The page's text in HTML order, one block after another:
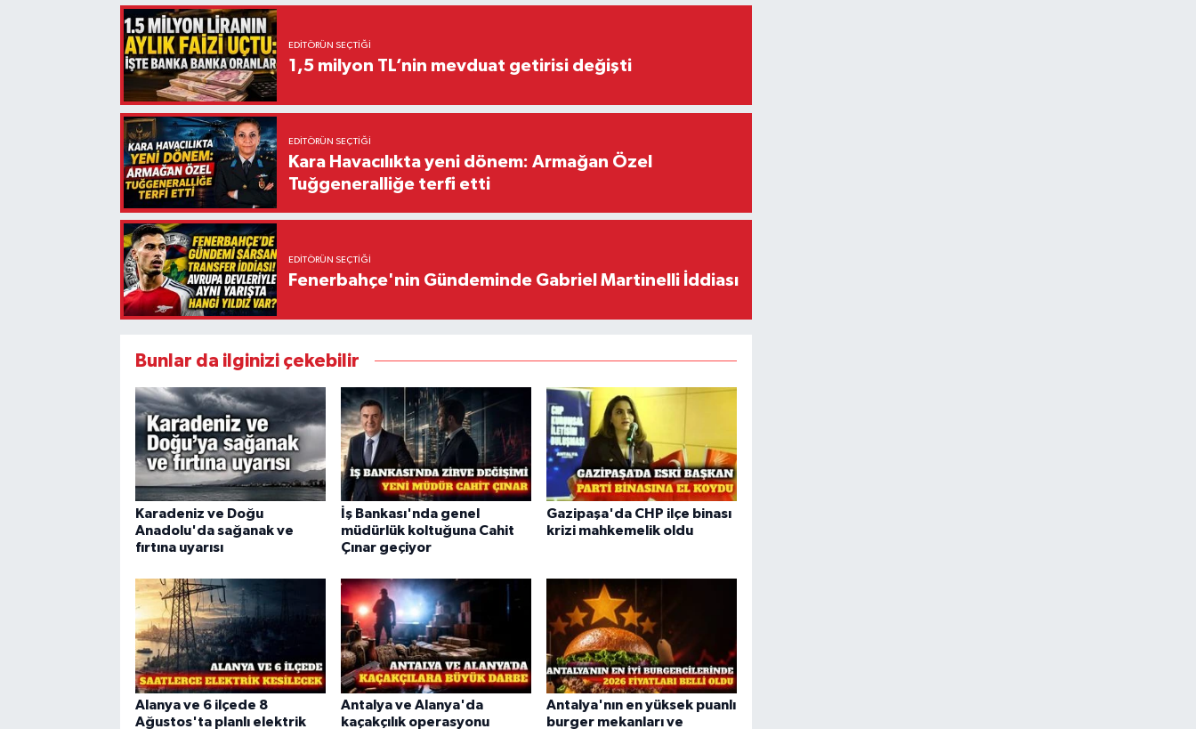
EDITÖRÜN SEÇTIĞI
1,5 milyon TL’nin mevduat getirisi değişti
EDITÖRÜN SEÇTIĞI
Kara Havacılıkta yeni dönem: Armağan Özel
Tuğgeneralliğe terfi etti
EDITÖRÜN SEÇTIĞI
Fenerbahçe'nin Gündeminde Gabriel Martinelli İddiası
Bunlar da ilginizi çekebilir
Karadeniz ve Doğu
Anadolu'da sağanak ve
fırtına uyarısı
İş Bankası'nda genel
müdürlük koltuğuna Cahit
Çınar geçiyor
Gazipaşa'da CHP ilçe binası
krizi mahkemelik oldu
Alanya ve 6 ilçede 8
Ağustos'ta planlı elektrik
Antalya ve Alanya'da
kaçakçılık operasyonu
Antalya'nın en yüksek puanlı
burger mekanları ve